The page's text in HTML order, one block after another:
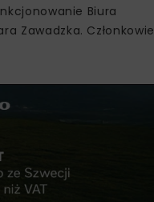
Biura
Zawadzka. Członkowie